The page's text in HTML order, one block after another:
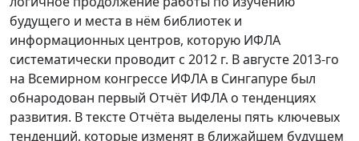
будущего и места в нём библиотек и
информационных центров, которую ИФЛА
систематически проводит с 2012 г. В августе 2013-го
на Всемирном конгрессе ИФЛА в Сингапуре был
обнародован первый Отчёт ИФЛА о тенденциях
развития. В тексте Отчёта выделены пять ключевых
тенденций, которые изменят в ближайшем будущем